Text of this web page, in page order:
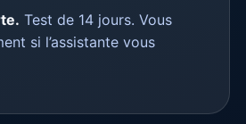
Test de 14 jours. Vous
si l’assistante vous